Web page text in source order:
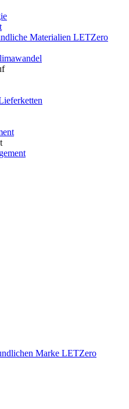
Materialien LETZero
Marke LETZero